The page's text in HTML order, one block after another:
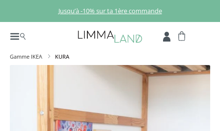
Passer au contenu principalJusqu’à -10% sur ta 1ère commande
Gamme IKEA KURA